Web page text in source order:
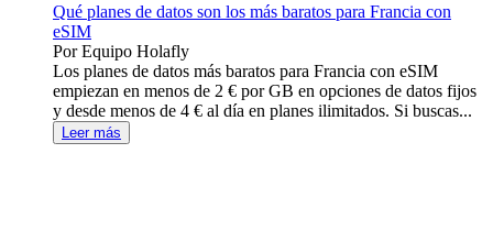
Qué planes de datos son los más baratos para Francia con
eSIM
Por Equipo Holafly
Los planes de datos más baratos para Francia con eSIM
empiezan en menos de 2 € por GB en opciones de datos fijos
y desde menos de 4 € al día en planes ilimitados. Si buscas...
Leer más